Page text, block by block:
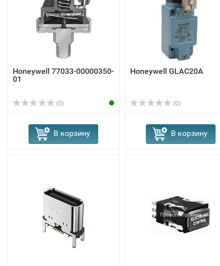
Honeywell 77033-00000350-
01
(0)
В корзину
Honeywell GLAC20A
(0)
В корзину